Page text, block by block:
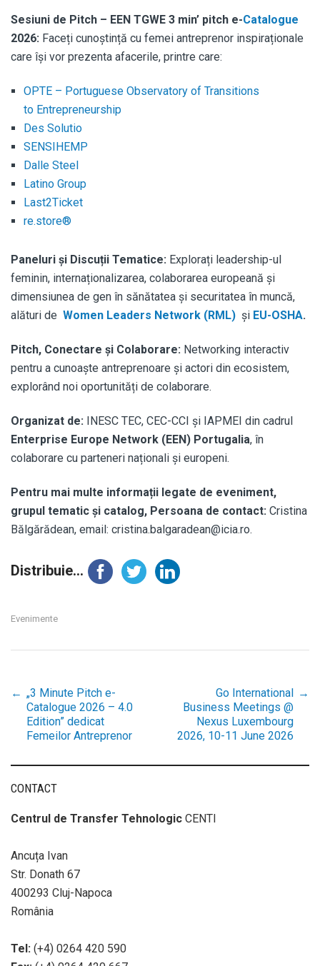
Sesiuni de Pitch – EEN TGWE 3 min’ pitch e-Catalogue
2026: Faceți cunoștință cu femei antreprenor inspiraționale
care își vor prezenta afacerile, printre care:
OPTE – Portuguese Observatory of Transitions
to Entrepreneurship
Des Solutio
SENSIHEMP
Dalle Steel
Latino Group
Last2Ticket
re.store®
Paneluri și Discuții Tematice: Explorați leadership-ul
feminin, internaționalizarea, colaborarea europeană și
dimensiunea de gen în sănătatea și securitatea în muncă,
alături de Women Leaders Network (RML) și EU-OSHA.
Pitch, Conectare și Colaborare: Networking interactiv
pentru a cunoaște antreprenoare și actori din ecosistem,
explorând noi oportunități de colaborare.
Organizat de: INESC TEC, CEC-CCI și IAPMEI din cadrul
Enterprise Europe Network (EEN) Portugalia, în
colaborare cu parteneri naționali și europeni.
Pentru mai multe informații legate de eveniment,
grupul tematic și catalog, Persoana de contact: Cristina
Bălgărădean, email: cristina.balgaradean@icia.ro.
Distribuie...
Evenimente
Post
navigation
← „3 Minute Pitch e-
Catalogue 2026 – 4.0
Edition” dedicat
Femeilor Antreprenor
Go International
Business Meetings @
Nexus Luxembourg
2026, 10-11 June 2026
→
CONTACT
Centrul de Transfer Tehnologic CENTI
Ancuța Ivan
Str. Donath 67
400293 Cluj-Napoca
România
Tel: (+4) 0264 420 590